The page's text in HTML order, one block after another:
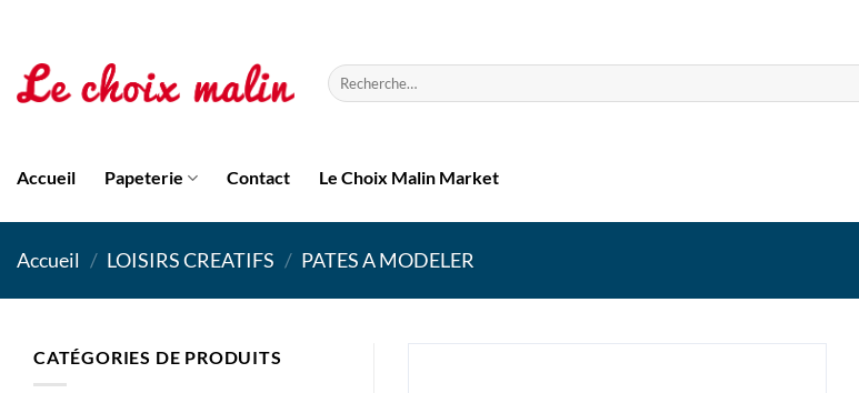
contenu
Recherche
pour :
Accueil Papeterie Contact Le Choix Malin Market
Accueil / LOISIRS CREATIFS / PATES A MODELER
CATÉGORIES DE PRODUITS